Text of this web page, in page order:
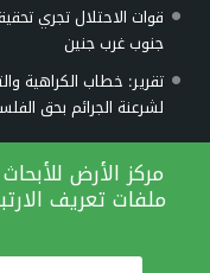
قوات الاحتلال تجري
جنوب غرب جنين
تقرير: خطاب الكراهية
لشرعنة الجرائم بحق
الأرشيف
مركز الأرض
ملفات تعريف